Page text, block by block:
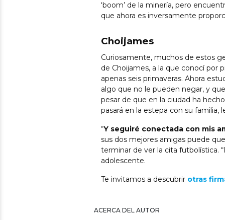
‘boom’ de la minería, pero
que ahora es inversamente
Choijames
Curiosamente, muchos de estos
de Choijames, a la que conocí por
apenas seis primaveras. Ahora
algo que no le pueden negar, y
pesar de que en la ciudad ha
pasará en la estepa con su familia,
“Y seguiré conectada con mis
sus dos mejores amigas puede
terminar de ver la cita futbolística.
adolescente.
Te invitamos a descubrir otras
ACERCA DEL AUTOR